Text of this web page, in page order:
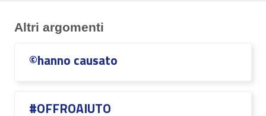
Altri argomenti
©hanno causato
#OFFROAIUTO